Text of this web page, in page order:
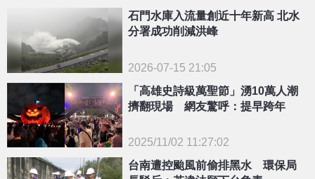
石門水庫入流量創近十年新高 北水
分署成功削減洪峰
2026-07-15 21:05
{PLAYICON}
「高雄史詩級萬聖節」湧10萬人潮
擠翻現場 網友驚呼：提早跨年
2025/11/02 11:27:02
台南遭控颱風前偷排黑水 環保局